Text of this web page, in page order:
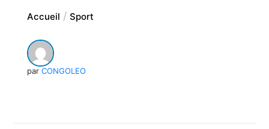
Accueil Sport
par CONGOLEO